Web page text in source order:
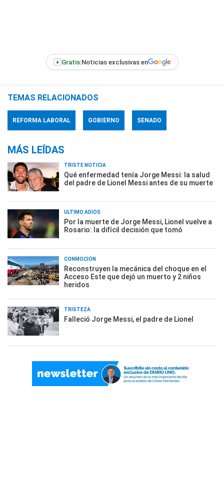
+ Gratis:Noticias exclusivas en
TEMAS RELACIONADOS
REFORMA LABORAL GOBIERNO SENADO
MÁS LEÍDAS
TRISTE NOTICIA
Qué enfermedad tenía Jorge Messi: la salud
del padre de Lionel Messi antes de su muerte
ÚLTIMO ADIÓS
Por la muerte de Jorge Messi, Lionel vuelve a
Rosario: la difícil decisión que tomó
CONMOCIÓN
Reconstruyen la mecánica del choque en el
Acceso Este que dejó un muerto y 2 niños
heridos
TRISTEZA
Falleció Jorge Messi, el padre de Lionel